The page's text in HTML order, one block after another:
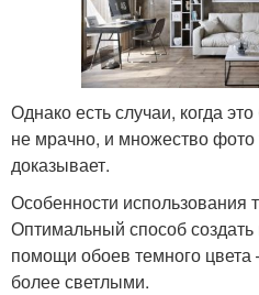
Однако есть случаи, когда
не мрачно, и множество
доказывает.
Особенности использования
Оптимальный способ
помощи обоев темного цвета
более светлыми.